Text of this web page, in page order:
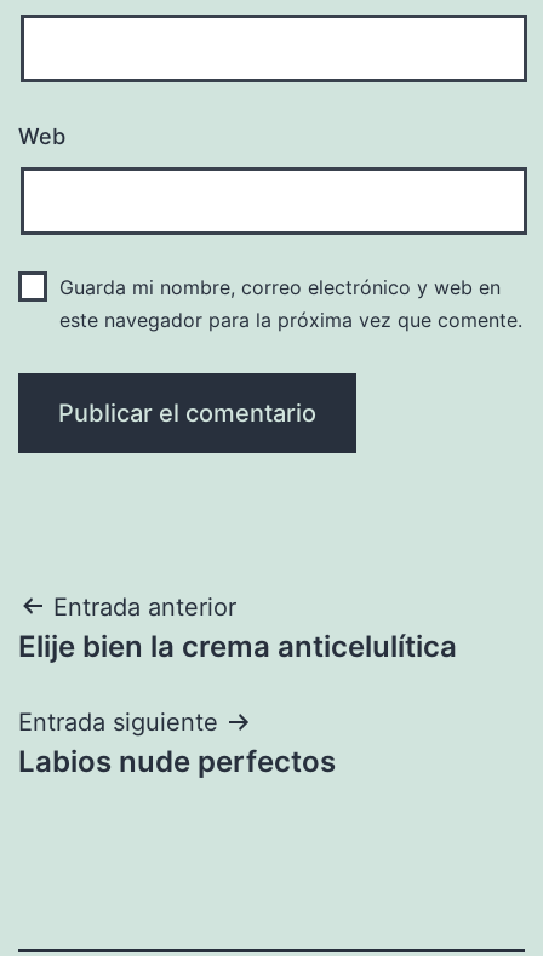
Web
Guarda mi nombre, correo electrónico y web en
este navegador para la próxima vez que comente.
Navegación
de
entradas
Entrada anterior
Elije bien la crema anticelulítica
Entrada siguiente
Labios nude perfectos